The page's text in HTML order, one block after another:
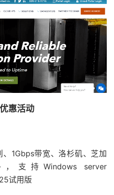
惠活动
1Gbps带宽、洛杉矶、芝加
支持Windows server
试用版